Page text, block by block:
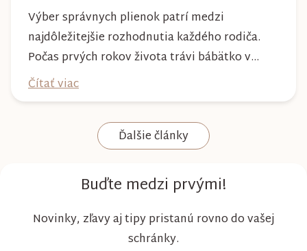
Výber správnych plienok patrí medzi
najdôležitejšie rozhodnutia každého rodiča.
Počas prvých rokov života trávi bábätko v
plienke väčšinu dňa, preto by mala poskytovať
nielen spoľahlivú ochranu, ale aj maximálny
komfort a šetrnosť k citlivej pokožke. Plienky
Kim & Kimmy boli vyvinuté s dôrazom na
Čítať viac
Ďalšie články
Buďte medzi prvými!
Novinky, zľavy aj tipy pristanú rovno do vašej
schránky.